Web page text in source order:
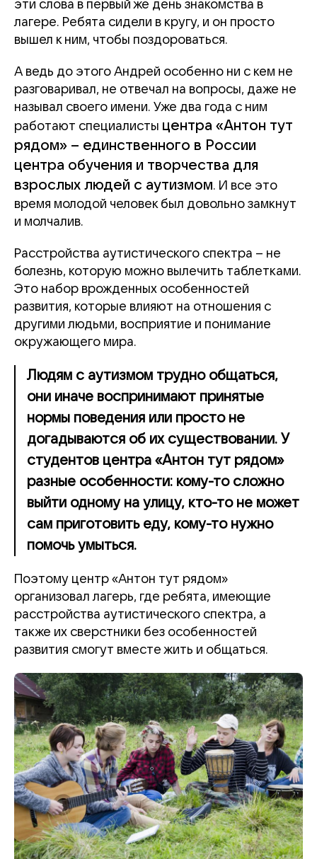
эти слова в первый же день знакомства в
лагере. Ребята сидели в кругу, и он просто
вышел к ним, чтобы поздороваться.
А ведь до этого Андрей особенно ни с кем не
разговаривал, не отвечал на вопросы, даже не
называл своего имени. Уже два года с ним
работают специалисты центра «Антон тут
рядом» – единственного в России
центра обучения и творчества для
взрослых людей с аутизмом. И все это
время молодой человек был довольно замкнут
и молчалив.
Расстройства аутистического спектра – не
болезнь, которую можно вылечить таблетками.
Это набор врожденных особенностей
развития, которые влияют на отношения с
другими людьми, восприятие и понимание
окружающего мира.
Людям с аутизмом трудно общаться,
они иначе воспринимают принятые
нормы поведения или просто не
догадываются об их существовании. У
студентов центра «Антон тут рядом»
разные особенности: кому-то сложно
выйти одному на улицу, кто-то не может
сам приготовить еду, кому-то нужно
помочь умыться.
Поэтому центр «Антон тут рядом»
организовал лагерь, где ребята, имеющие
расстройства аутистического спектра, а
также их сверстники без особенностей
развития смогут вместе жить и общаться.